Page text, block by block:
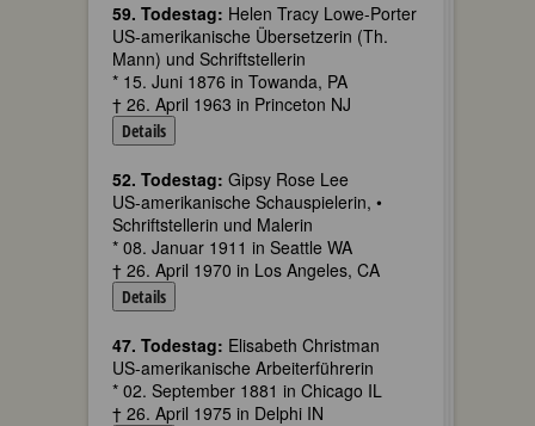
59. Todestag: Helen Tracy Lowe-Porter
US-amerikanische Übersetzerin (Th.
Mann) und Schriftstellerin
* 15. Juni 1876 in Towanda, PA
† 26. April 1963 in Princeton NJ
Details
52. Todestag: Gipsy Rose Lee
US-amerikanische Schauspielerin, •
Schriftstellerin und Malerin
* 08. Januar 1911 in Seattle WA
† 26. April 1970 in Los Angeles, CA
Details
47. Todestag: Elisabeth Christman
US-amerikanische Arbeiterführerin
* 02. September 1881 in Chicago IL
† 26. April 1975 in Delphi IN